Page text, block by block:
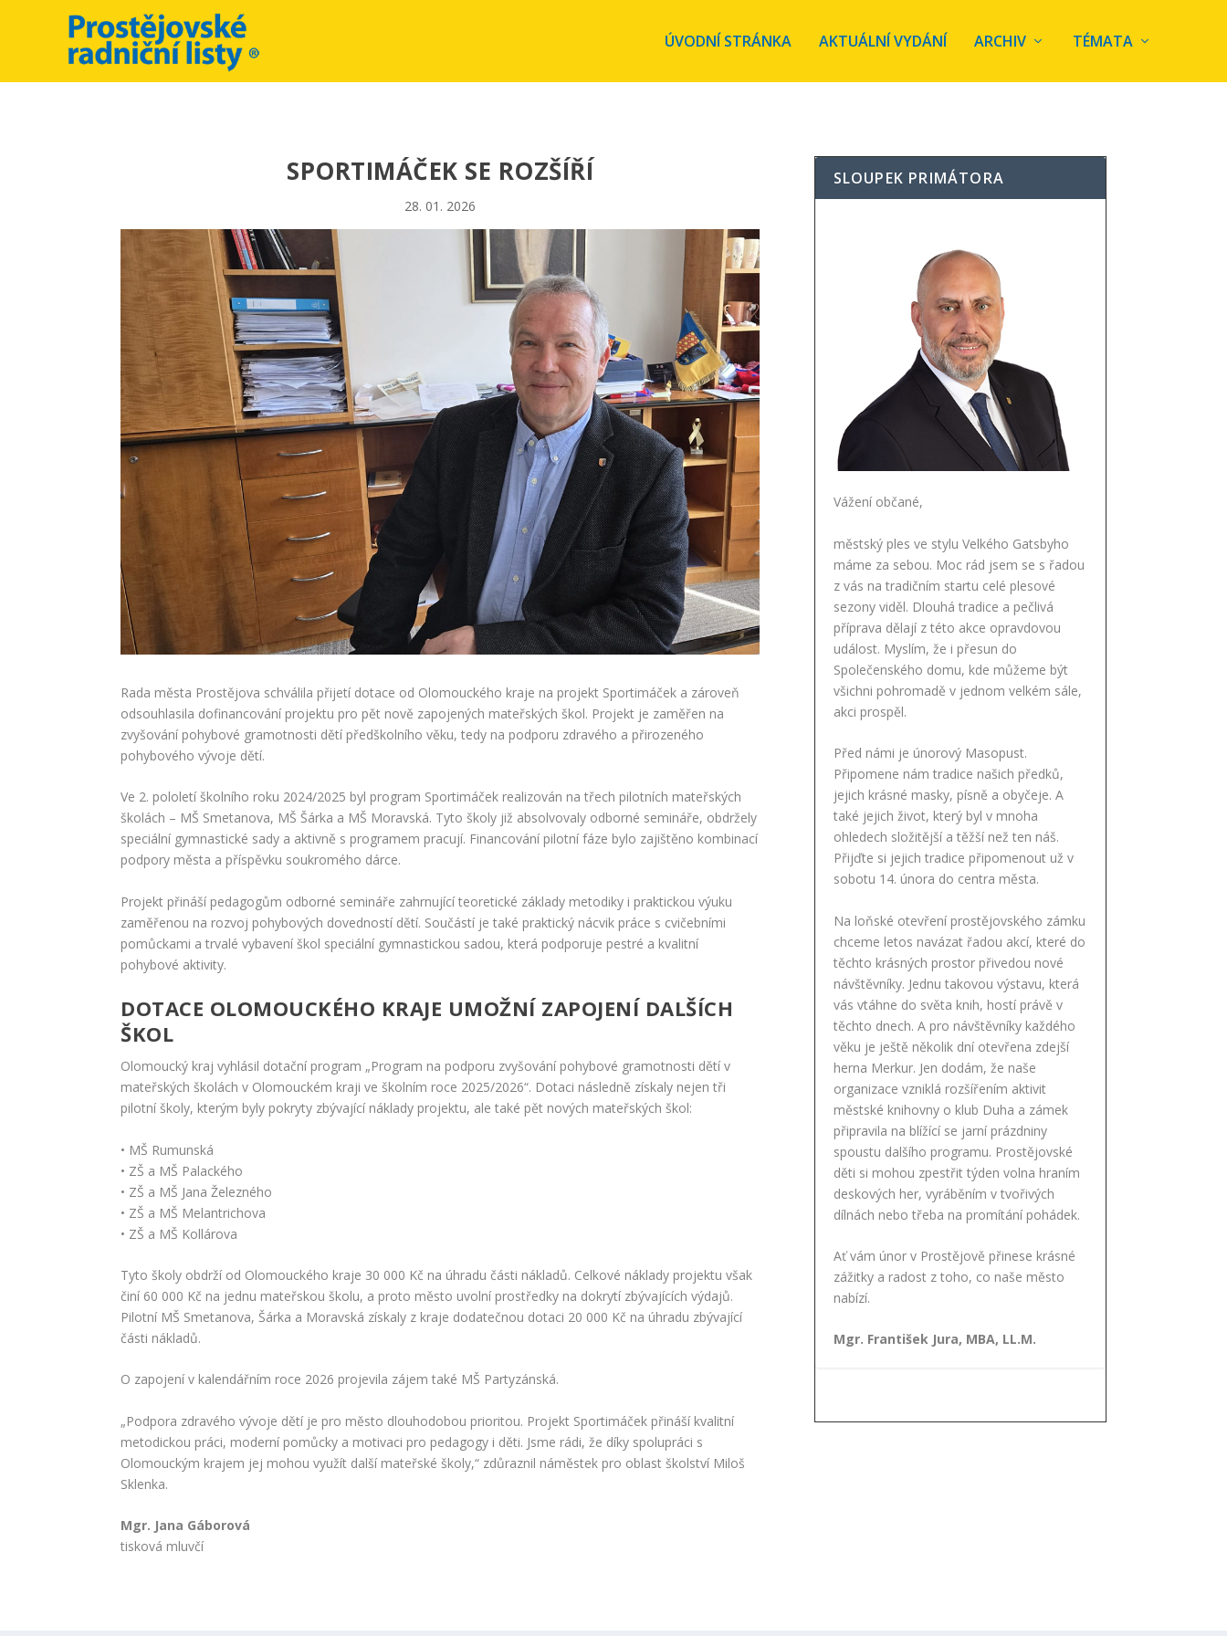
ÚVODNÍ STRÁNKA AKTUÁLNÍ VYDÁNÍ ARCHIV TÉMATA
SPORTIMÁČEK SE ROZŠÍŘÍ
28. 01. 2026
Rada města Prostějova schválila přijetí dotace od Olomouckého kraje na projekt Sportimáček a zároveň
odsouhlasila dofinancování projektu pro pět nově zapojených mateřských škol. Projekt je zaměřen na
zvyšování pohybové gramotnosti dětí předškolního věku, tedy na podporu zdravého a přirozeného
pohybového vývoje dětí.
Ve 2. pololetí školního roku 2024/2025 byl program Sportimáček realizován na třech pilotních mateřských
školách – MŠ Smetanova, MŠ Šárka a MŠ Moravská. Tyto školy již absolvovaly odborné semináře, obdržely
speciální gymnastické sady a aktivně s programem pracují. Financování pilotní fáze bylo zajištěno kombinací
podpory města a příspěvku soukromého dárce.
Projekt přináší pedagogům odborné semináře zahrnující teoretické základy metodiky i praktickou výuku
zaměřenou na rozvoj pohybových dovedností dětí. Součástí je také praktický nácvik práce s cvičebními
pomůckami a trvalé vybavení škol speciální gymnastickou sadou, která podporuje pestré a kvalitní
pohybové aktivity.
DOTACE OLOMOUCKÉHO KRAJE UMOŽNÍ ZAPOJENÍ DALŠÍCH
ŠKOL
Olomoucký kraj vyhlásil dotační program „Program na podporu zvyšování pohybové gramotnosti dětí v
mateřských školách v Olomouckém kraji ve školním roce 2025/2026“. Dotaci následně získaly nejen tři
pilotní školy, kterým byly pokryty zbývající náklady projektu, ale také pět nových mateřských škol:
• MŠ Rumunská
• ZŠ a MŠ Palackého
• ZŠ a MŠ Jana Železného
• ZŠ a MŠ Melantrichova
• ZŠ a MŠ Kollárova
Tyto školy obdrží od Olomouckého kraje 30 000 Kč na úhradu části nákladů. Celkové náklady projektu však
činí 60 000 Kč na jednu mateřskou školu, a proto město uvolní prostředky na dokrytí zbývajících výdajů.
Pilotní MŠ Smetanova, Šárka a Moravská získaly z kraje dodatečnou dotaci 20 000 Kč na úhradu zbývající
části nákladů.
O zapojení v kalendářním roce 2026 projevila zájem také MŠ Partyzánská.
„Podpora zdravého vývoje dětí je pro město dlouhodobou prioritou. Projekt Sportimáček přináší kvalitní
metodickou práci, moderní pomůcky a motivaci pro pedagogy i děti. Jsme rádi, že díky spolupráci s
Olomouckým krajem jej mohou využít další mateřské školy,“ zdůraznil náměstek pro oblast školství Miloš
Sklenka.
Mgr. Jana Gáborová
tisková mluvčí
SLOUPEK PRIMÁTORA
Vážení občané,
městský ples ve stylu Velkého Gatsbyho
máme za sebou. Moc rád jsem se s řadou
z vás na tradičním startu celé plesové
sezony viděl. Dlouhá tradice a pečlivá
příprava dělají z této akce opravdovou
událost. Myslím, že i přesun do
Společenského domu, kde můžeme být
všichni pohromadě v jednom velkém sále,
akci prospěl.
Před námi je únorový Masopust.
Připomene nám tradice našich předků,
jejich krásné masky, písně a obyčeje. A
také jejich život, který byl v mnoha
ohledech složitější a těžší než ten náš.
Přijďte si jejich tradice připomenout už v
sobotu 14. února do centra města.
Na loňské otevření prostějovského zámku
chceme letos navázat řadou akcí, které do
těchto krásných prostor přivedou nové
návštěvníky. Jednu takovou výstavu, která
vás vtáhne do světa knih, hostí právě v
těchto dnech. A pro návštěvníky každého
věku je ještě několik dní otevřena zdejší
herna Merkur. Jen dodám, že naše
organizace vzniklá rozšířením aktivit
městské knihovny o klub Duha a zámek
připravila na blížící se jarní prázdniny
spoustu dalšího programu. Prostějovské
děti si mohou zpestřit týden volna hraním
deskových her, vyráběním v tvořivých
dílnách nebo třeba na promítání pohádek.
Ať vám únor v Prostějově přinese krásné
zážitky a radost z toho, co naše město
nabízí.
Mgr. František Jura, MBA, LL.M.